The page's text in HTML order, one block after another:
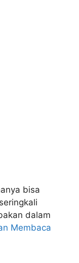
bisa
dalam
Membaca